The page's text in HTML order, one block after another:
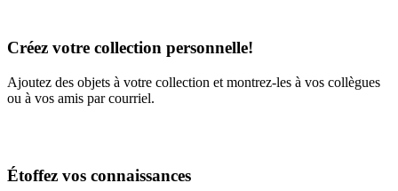
Créez votre collection personnelle!
Ajoutez des objets à votre collection et montrez-les à vos collègues
ou à vos amis par courriel.
Étoffez vos connaissances